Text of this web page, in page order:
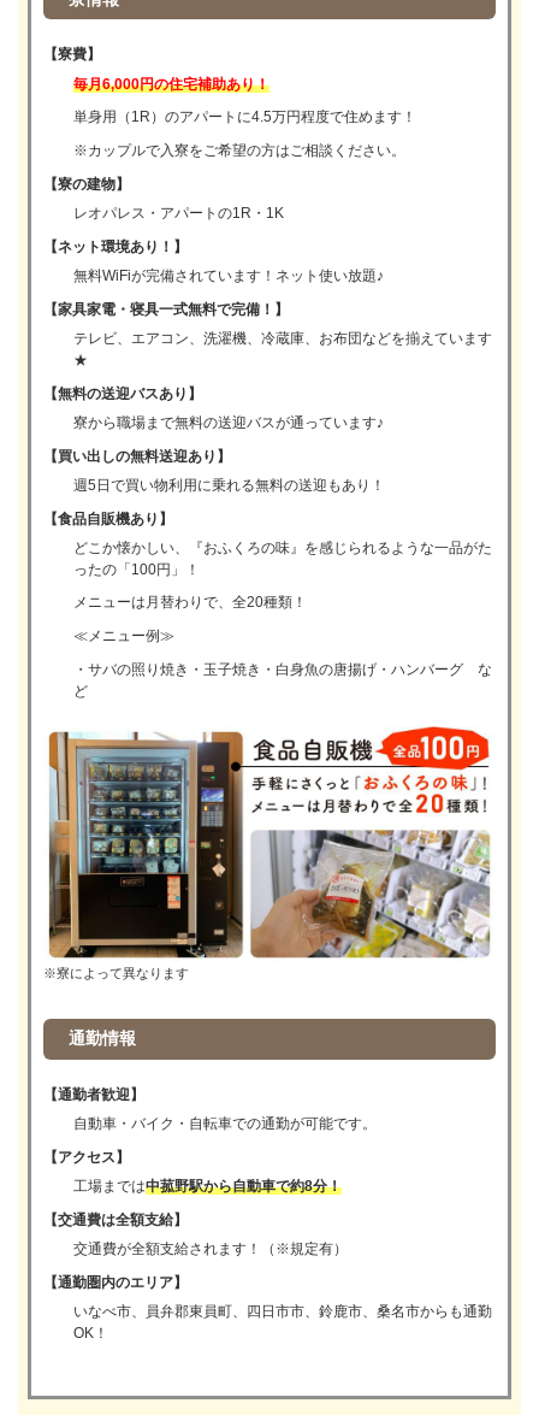
【寮費】
毎月6,000円の住宅補助あり！
単身用（1R）のアパートに4.5万円程度で住めます！
※カップルで入寮をご希望の方はご相談ください。
【寮の建物】
レオパレス・アパートの1R・1K
【ネット環境あり！】
無料WiFiが完備されています！ネット使い放題♪
【家具家電・寝具一式無料で完備！】
テレビ、エアコン、洗濯機、冷蔵庫、お布団などを揃えています
★
【無料の送迎バスあり】
寮から職場まで無料の送迎バスが通っています♪
【買い出しの無料送迎あり】
週5日で買い物利用に乗れる無料の送迎もあり！
【食品自販機あり】
どこか懐かしい、『おふくろの味』を感じられるような一品がた
ったの「100円」！
メニューは月替わりで、全20種類！
≪メニュー例≫
・サバの照り焼き・玉子焼き・白身魚の唐揚げ・ハンバーグ な
ど
※寮によって異なります
通勤情報
【通勤者歓迎】
自動車・バイク・自転車での通勤が可能です。
【アクセス】
工場までは中菰野駅から自動車で約8分！
【交通費は全額支給】
交通費が全額支給されます！（※規定有）
【通勤圏内のエリア】
いなべ市、員弁郡東員町、四日市市、鈴鹿市、桑名市からも通勤
OK！